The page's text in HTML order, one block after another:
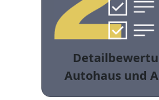
Autohaus und